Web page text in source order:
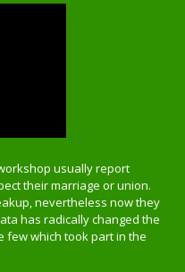
usually report
their marriage or union.
nevertheless now they
has radically changed the
few which took part in the